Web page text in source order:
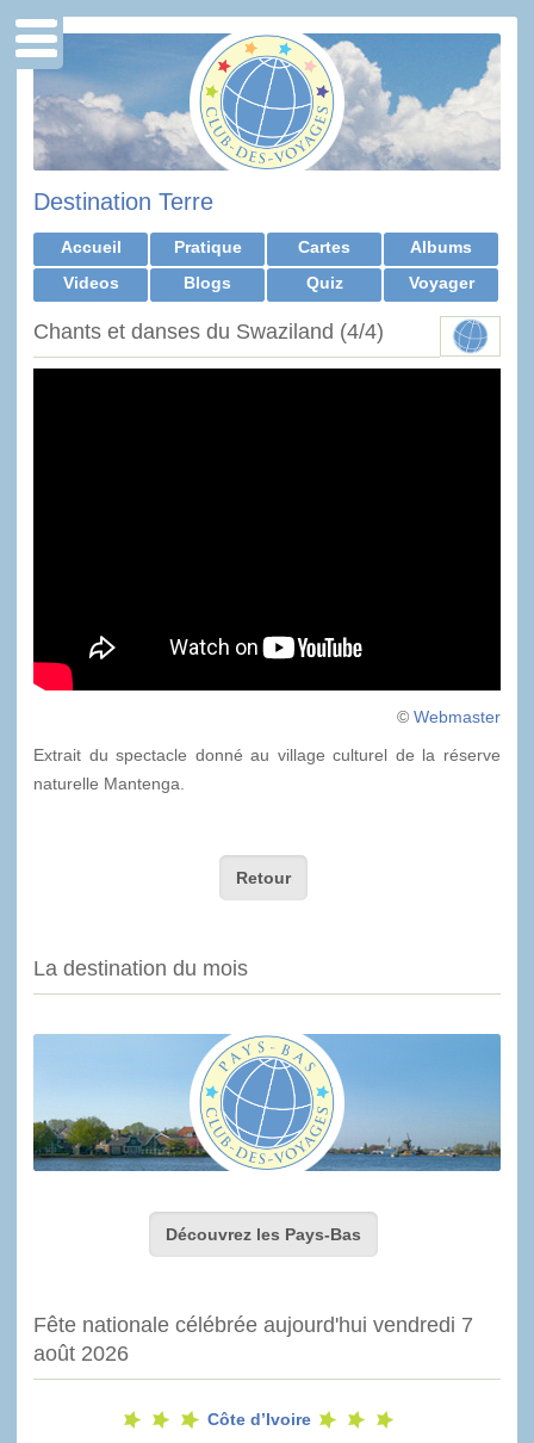
Destination Terre
Accueil Pratique Cartes
Albums
Videos
Blogs Quiz Voyager
Chants et danses du Swaziland (4/4)
© Webmaster
Extrait du spectacle donné au village culturel de la réserve
naturelle Mantenga.
Retour
La destination du mois
Découvrez les Pays-Bas
Fête nationale célébrée aujourd'hui vendredi 7
août 2026
Côte d’Ivoire